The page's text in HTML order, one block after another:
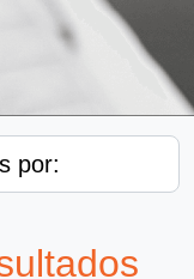
por: